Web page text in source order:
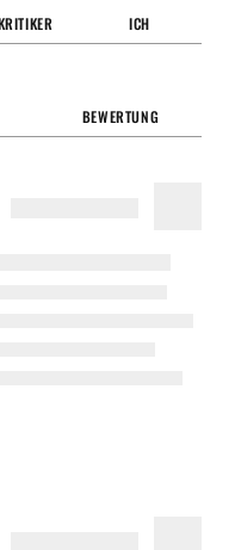
ICH
BEWERTUNG